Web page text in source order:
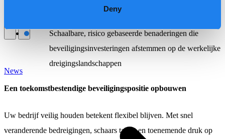
Deny
Onze purpose, visie en missie
\
News
derden en de toeleveringsketen te beheren
Schaalbare, risico gebaseerde benaderingen die
beveiligingsinvesteringen afstemmen op de werkelijke
dreigingslandschappen
Een toekomstbestendige beveiligingspositie opbouwen
Uw bedrijf veilig houden betekent flexibel blijven. Met snel
veranderende bedreigingen, schaars talent en toenemende druk op